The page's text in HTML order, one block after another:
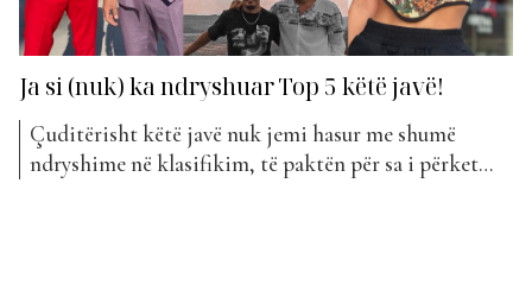
Ja si (nuk) ka ndryshuar Top 5 këtë javë!
Çuditërisht këtë javë nuk jemi hasur me shumë
ndryshime në klasifikim, të paktën për sa i përket